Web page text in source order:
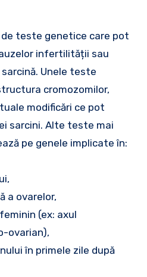
infertilității sau
Unele teste
cromozomilor,
modificări ce pot
sarcini. Alte teste mai
pe genele implicate în:
a ovarelor,
(ex: axul
ovarian),
în primele zile după